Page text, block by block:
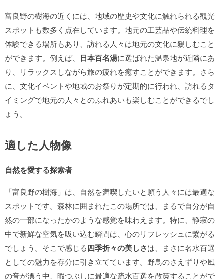
富良野の樹海の近くには、地域の歴史や文化に触れられる観光
スポットも数多く点在しています。地元の工芸品や伝統料理を
体験できる場所もあり、訪れる人々は地元の文化に親しむこと
ができます。例えば、 日本百名湯に選ばれた温泉地が近隣にあ
り、リラックスしながら旅の疲れを癒すことができます。さら
に、文化イベントや地域のお祭りが定期的に行われ、訪れるタ
イミングで地元の人々とのふれあいも楽しむことができるでし
ょう。
適した人物像
自然を愛する探索者
「富良野の樹海」は、自然を満喫したいと願う人々には最適な
スポットです。森林に囲まれたこの場所では、まるで自分が自
然の一部になったかのような感覚を味わえます。特に、静寂の
中で新鮮な空気を吸い込む瞬間は、心のリフレッシュに繋がる
でしょう。そこで感じる四季折々の美しさは、まさに名水百選
としての魅力を存分に引き立てています。野鳥のさえずりや風
の音が漂う中、暇つぶしに最適な疏水百選を散策することがで